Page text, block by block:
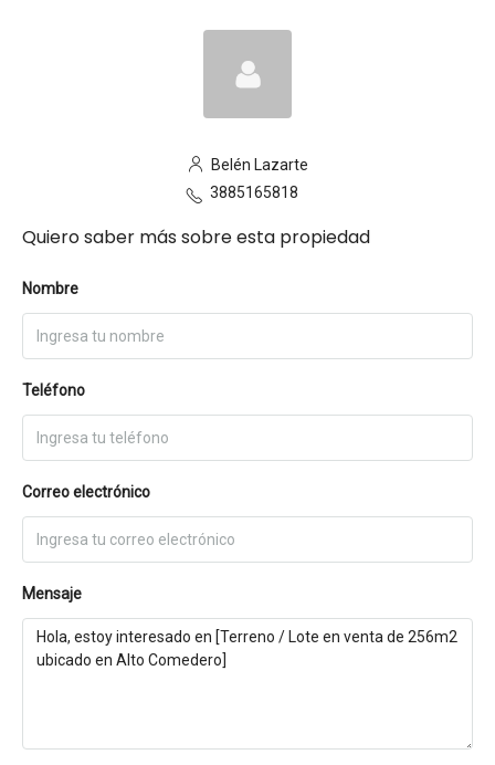
Belén Lazarte
3885165818
Quiero saber más sobre esta propiedad
Nombre
Teléfono
Correo electrónico
Mensaje